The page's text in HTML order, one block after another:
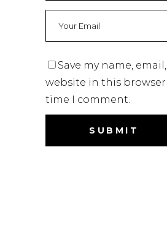
Save my name,
website in this
time I comment.